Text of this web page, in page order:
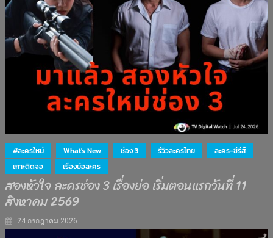
#ละครใหม่ What's New ช่อง 3 รีวิวละครไทย
ละคร-ซีรีส์
เกาะติดจอ
เรื่องย่อละคร
สองหัวใจ ละครช่อง 3 เรื่องย่อ เริ่มตอนแรกวันที่ 11
สิงหาคม 2569
24 กรกฎาคม 2026